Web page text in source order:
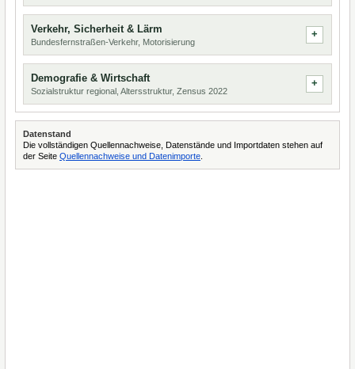
Verkehr, Sicherheit & Lärm
Bundesfernstraßen-Verkehr, Motorisierung
Demografie & Wirtschaft
Sozialstruktur regional, Altersstruktur, Zensus 2022
Datenstand
Die vollständigen Quellennachweise, Datenstände und Importdaten stehen auf
der Seite Quellennachweise und Datenimporte